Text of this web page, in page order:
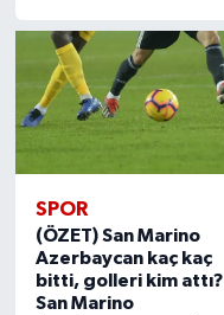
SPOR
(ÖZET) San Marino
Azerbaycan kaç kaç
bitti, golleri kim attı?
San Marino